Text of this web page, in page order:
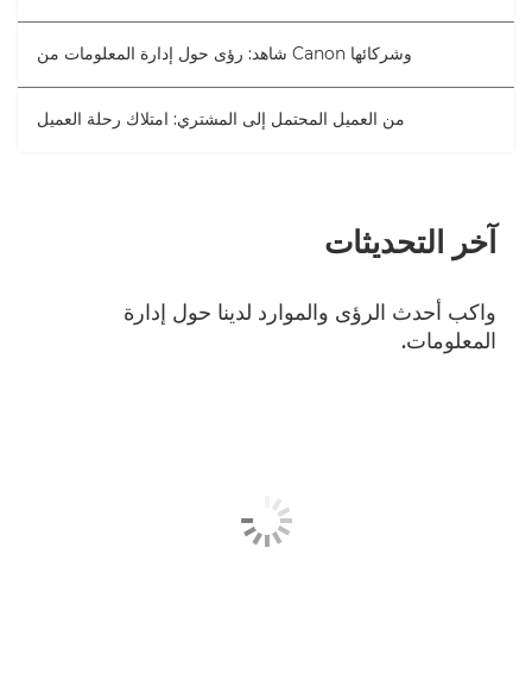
شاهد: رؤى حول إدارة المعلومات من Canon وشركائها
من العميل المحتمل إلى المشتري: امتلاك رحلة العميل
آخر التحديثات
واكب أحدث الرؤى والموارد لدينا حول إدارة
المعلومات.